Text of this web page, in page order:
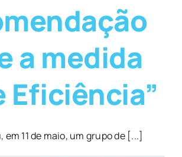
a medida
Eficiência”
em 11 de maio, um grupo de [...]